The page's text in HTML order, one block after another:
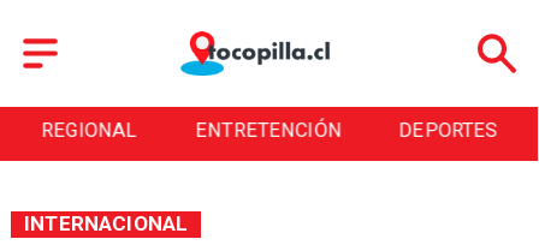
ENTRETENCIÓN DEPORTES CULTURA
INTERNACIONAL